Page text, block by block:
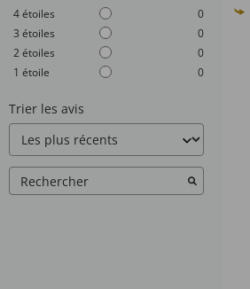
4étoiles
0
3 étoiles
0
2étoiles
0
1 étoile 0
Trier les avis